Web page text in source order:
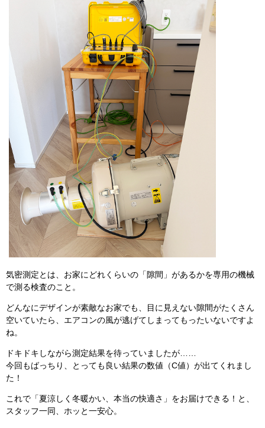
気密測定とは、お家にどれくらいの「隙間」があるかを専用の機械
で測る検査のこと。
どんなにデザインが素敵なお家でも、目に見えない隙間がたくさん
空いていたら、エアコンの風が逃げてしまってもったいないですよ
ね。
ドキドキしながら測定結果を待っていましたが……
今回もばっちり、とっても良い結果の数値（C値）が出てくれまし
た！
これで「夏涼しく冬暖かい、本当の快適さ」をお届けできる！と、
スタッフ一同、ホッと一安心。